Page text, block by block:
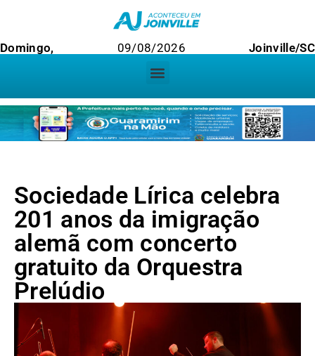
Domingo, 09/08/2026 Joinville/SC
Sociedade Lírica celebra
201 anos da imigração
alemã com concerto
gratuito da Orquestra
Prelúdio